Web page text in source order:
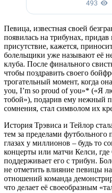
Певица, известная своей
появилась на трибунах,
присутствие, кажется,
болельщики уже называют её
клуба. После финального
чтобы поздравить своего
трогательный момент, когда
you, I’m so proud of you»* («Я
тобой»), подарив ему нежный
сомнения, стал символом их
История Трэвиса и Тейлор
тем за пределами футбольного
глазах у миллионов – будь то
концерты или матчи Келси,
поддерживает его с трибун.
не отметить влияние певицы
отношений команда
что делает её своеобразным